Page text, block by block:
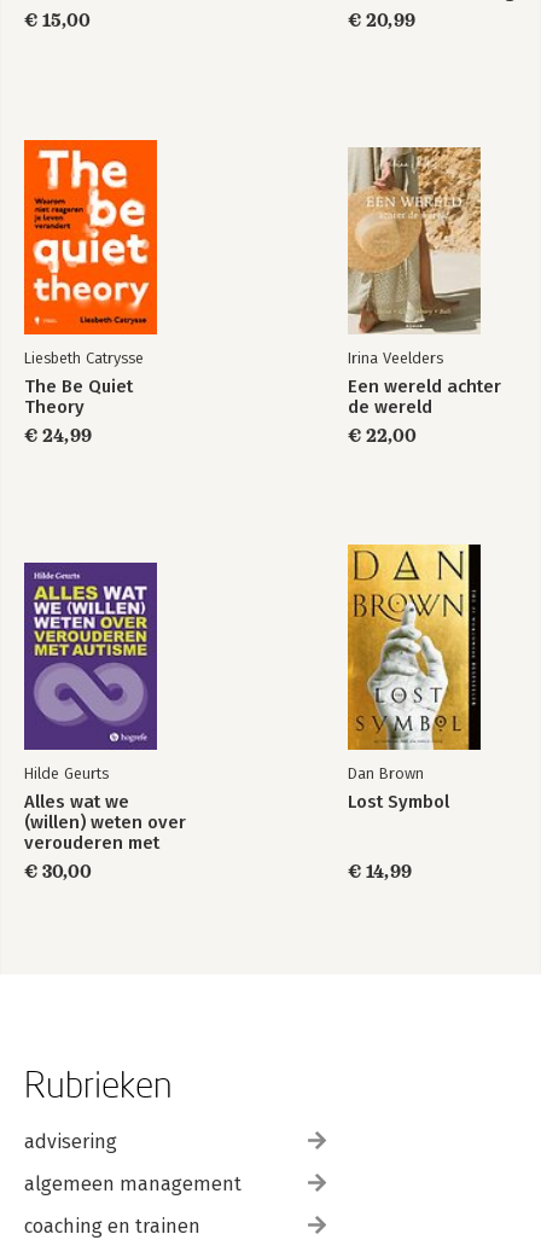
€ 15,00
€ 20,99
Liesbeth Catrysse
The Be Quiet
Theory
€ 24,99
Irina Veelders
Een wereld achter
de wereld
€ 22,00
Hilde Geurts
Alles wat we
(willen) weten over
verouderen met
autisme
€ 30,00
Dan Brown
Lost Symbol
€ 14,99
Rubrieken
advisering
algemeen management
coaching en trainen